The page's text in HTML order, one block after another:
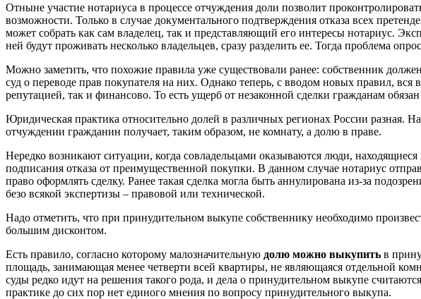
Отныне участие нотариуса в процессе отчуждения доли позволит
возможности. Только в случае документального подтверждения отказа всех
может собрать как сам владелец, так и представляющий его интересы нотариус.
ней будут проживать несколько владельцев, сразу разделить ее. Тогда проблема
Можно заметить, что похожие правила уже существовали ранее: собственник
суд о переводе прав покупателя на них. Однако теперь, с вводом новых правил,
репутацией, так и финансово. То есть ущерб от незаконной сделки гражданам
Юридическая практика относительно долей в различных регионах России разная.
отчуждении гражданин получает, таким образом, не комнату, а долю в праве.
Нередко возникают ситуации, когда совладельцами оказываются люди,
подписания отказа от преимущественной покупки. В данном случае нотариус
право оформлять сделку. Ранее такая сделка могла быть аннулирована из-за
безо всякой экспертизы – правовой или технической.
Надо отметить, что при принудительном выкупе собственнику необходимо
большим дисконтом.
Есть правило, согласно которому малозначительную долю можно выкупить в
площадь, занимающая менее четверти всей квартиры, не являющаяся отдельной
суды редко идут на решения такого рода, и дела о принудительном выкупе
практике до сих пор нет единого мнения по вопросу принудительного выкупа.